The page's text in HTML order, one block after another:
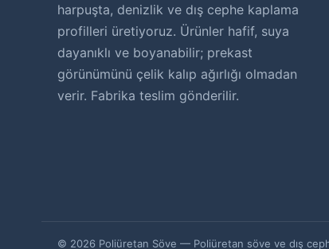
harpuşta, denizlik ve dış cephe kaplama
profilleri üretiyoruz. Ürünler hafif, suya
dayanıklı ve boyanabilir; prekast
görünümünü çelik kalıp ağırlığı olmadan
verir. Fabrika teslim gönderilir.
© 2026 Poliüretan Söve — Poliüretan söve ve dış